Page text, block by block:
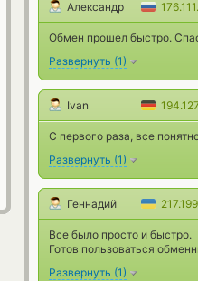
Александр
Обмен прошел быстро.
Развернуть (1)
Ivan
С первого раза, все
Развернуть (1)
Геннадий
Все было просто и быстро.
Готов пользоваться
Развернуть (1)